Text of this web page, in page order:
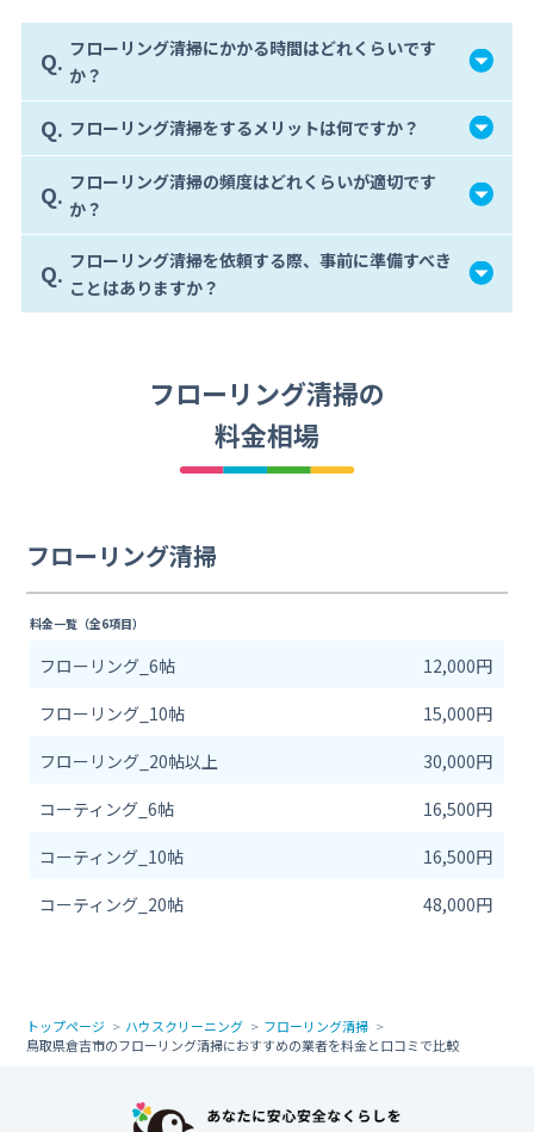
Q. フローリング清掃にかかる時間はどれくらいです
か？
Q. フローリング清掃をするメリットは何ですか？
Q. フローリング清掃の頻度はどれくらいが適切です
か？
Q. フローリング清掃を依頼する際、事前に準備すべき
ことはありますか？
フローリング清掃の
料金相場
フローリング清掃
料金一覧（全6項目）
フローリング_6帖
12,000円
フローリング_10帖
15,000円
フローリング_20帖以上
30,000円
コーティング_6帖
16,500円
コーティング_10帖
16,500円
コーティング_20帖
48,000円
トップページ ハウスクリーニング
フローリング清掃
鳥取県倉吉市のフローリング清掃におすすめの業者を料金と口コミで比較